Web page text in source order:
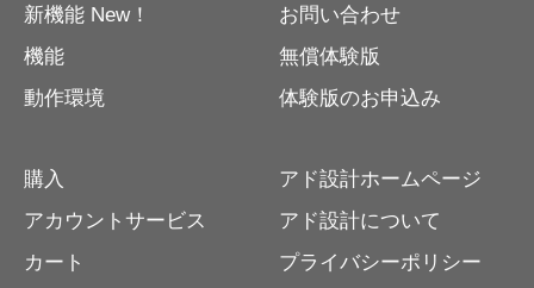
新機能 New！
機能
動作環境
お問い合わせ
無償体験版
体験版のお申込み
購入
アカウントサービス
カート
アド設計ホームページ
アド設計について
プライバシーポリシー